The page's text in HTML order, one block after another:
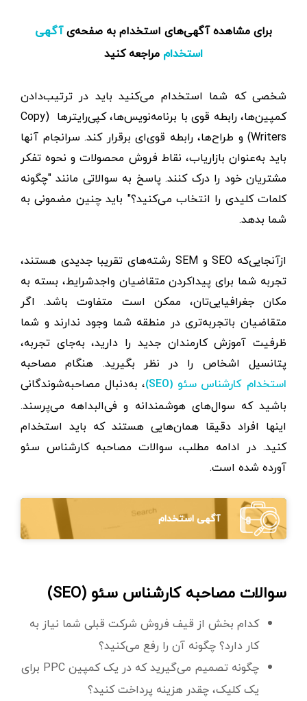
برای مشاهده آگهی‌های استخدام به صفحه‌یآگهی
استخدام مراجعه کنید
شخصی که شما استخدام می‌کنید باید در ترتیب‌دادن
کمپین‌ها، رابطه‌‌ قوی با برنامه‌نویس‌ها، کپی‌رایترها (Copy
Writers) و طراح‌ها، رابطه قوی‌ای برقرار کند. سرانجام آنها
باید به‌عنوان بازاریاب، نقاط فروش محصولات و نحوه تفکر
مشتریان خود را درک کنند. پاسخ به سوالاتی مانند "چگونه
کلمات کلیدی را انتخاب می‌کنید؟" باید چنین مضمونی به
شما بدهد.
ازآنجایی‌که SEO و SEM رشته‌های تقریبا جدیدی هستند،
تجربه‌ شما برای پیدا‌کردن متقاضیان واجدشرایط، بسته به
مکان جغرافیایی‌تان، ممکن است متفاوت باشد. اگر
متقاضیان باتجربه‌تری در منطقه شما وجود ندارند و شما
ظرفیت آموزش کارمندان جدید را دارید، به‌جای تجربه،
پتانسیل اشخاص را در نظر بگیرید. هنگام مصاحبه
استخدام کارشناس سئو (SEO)
، به‌دنبال مصاحبه‌شوندگانی
باشید که سوال‌های هوشمندانه و فی‌البداهه می‌پرسند.
اینها افراد دقیقا همان‌هایی هستند که باید استخدام
کنید. در ادامه مطلب، سوالات مصاحبه کارشناس سئو
آورده شده است.
آگهی استخدام
سوالات مصاحبه کارشناس سئو (SEO)
کدام بخش از قیف ‌فروش شرکت قبلی شما نیاز به
کار دارد؟ چگونه آن را رفع می‌کنید؟
چگونه تصمیم می‌گیرید که در یک کمپین PPC برای
یک کلیک، چقدر هزینه پرداخت کنید؟